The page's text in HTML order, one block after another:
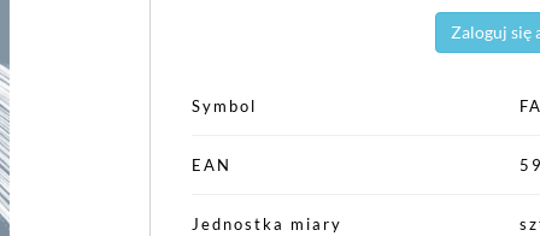
Zaloguj się
Symbol
EAN
Jednostka miary